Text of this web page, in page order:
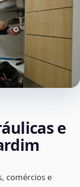
e
comércios e